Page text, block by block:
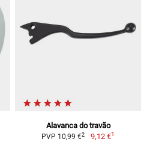
Alavanca do travão
PVP 10,99 €2 9,12 €1